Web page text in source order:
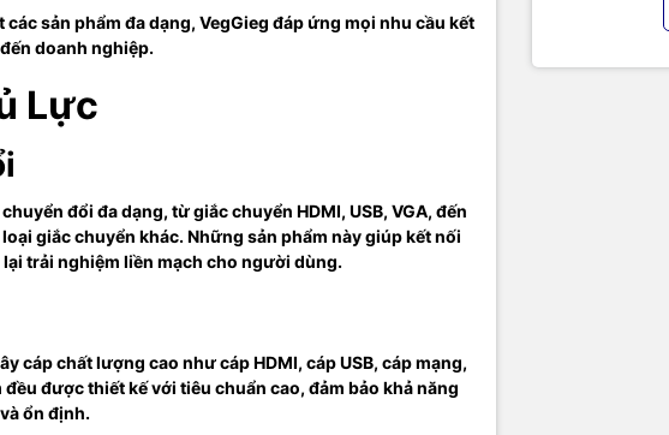
các sản phẩm đa dạng, VegGieg đáp ứng mọi nhu cầu kết
doanh nghiệp.
Lực
đổi đa dạng, từ giắc chuyển HDMI, USB, VGA, đến
giắc chuyển khác. Những sản phẩm này giúp kết nối
trải nghiệm liền mạch cho người dùng.
cáp chất lượng cao như cáp HDMI, cáp USB, cáp mạng,
được thiết kế với tiêu chuẩn cao, đảm bảo khả năng
ổn định.
Cáp Âm Thanh
Cáp âm thanh của VegGieg mang lại chất lượng âm thanh tuyệt vời, phù hợp
sản phẩm. Khách hàng đánh giá cao sự đa dạng và hiệu suất ổn định của các
chuyển đổi và dây cáp, cũng như dịch vụ hỗ trợ tận tình từ thương hiệu.
VegGieg là lựa chọn hàng đầu cho các giải pháp kết nối và truyền tải dữ liệu.
về chất lượng, độ tin cậy và đa dạng sản phẩm, VegGieg không chỉ đáp ứng
người tiêu dùng mà còn mang lại trải nghiệm kết nối hoàn hảo và bền vững.